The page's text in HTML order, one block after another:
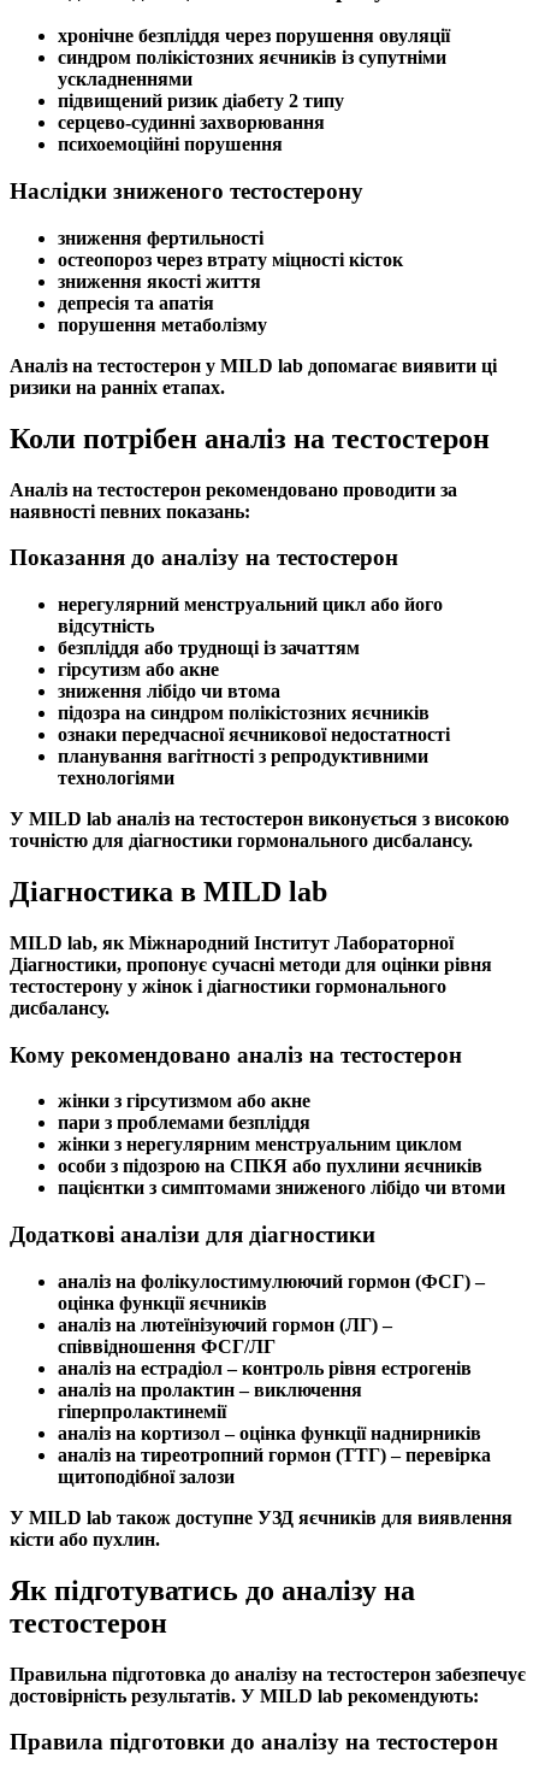
хронічне безпліддя через порушення овуляції
синдром полікістозних яєчників із супутніми
ускладненнями
підвищений ризик діабету 2 типу
серцево-судинні захворювання
психоемоційні порушення
Наслідки зниженого тестостерону
зниження фертильності
остеопороз через втрату міцності кісток
зниження якості життя
депресія та апатія
порушення метаболізму
Аналіз на тестостерон у MILD lab допомагає виявити ці
ризики на ранніх етапах.
Коли потрібен аналіз на тестостерон
Аналіз на тестостерон рекомендовано проводити за
наявності певних показань:
Показання до аналізу на тестостерон
нерегулярний менструальний цикл або його
відсутність
безпліддя або труднощі із зачаттям
гірсутизм або акне
зниження лібідо чи втома
підозра на синдром полікістозних яєчників
ознаки передчасної яєчникової недостатності
планування вагітності з репродуктивними
технологіями
У MILD lab аналіз на тестостерон виконується з високою
точністю для діагностики гормонального дисбалансу.
Діагностика в MILD lab
MILD lab, як Міжнародний Інститут Лабораторної
Діагностики, пропонує сучасні методи для оцінки рівня
тестостерону у жінок і діагностики гормонального
дисбалансу.
Кому рекомендовано аналіз на тестостерон
жінки з гірсутизмом або акне
пари з проблемами безпліддя
жінки з нерегулярним менструальним циклом
особи з підозрою на СПКЯ або пухлини яєчників
пацієнтки з симптомами зниженого лібідо чи втоми
Додаткові аналізи для діагностики
аналіз на фолікулостимулюючий гормон (ФСГ) –
оцінка функціїяєчників
аналіз на лютеїнізуючий гормон (ЛГ) –
співвідношення ФСГ/ЛГ
аналіз на естрадіол– контроль рівня естрогенів
аналіз на пролактин– виключення
гіперпролактинемії
аналіз на кортизол– оцінка функції наднирників
аналіз на тиреотропний гормон (ТТГ) – перевірка
щитоподібної залози
У MILD lab також доступне УЗД яєчників для виявлення
кісти або пухлин.
Як підготуватись до аналізу на
тестостерон
Правильна підготовка до аналізу на тестостерон забезпечує
достовірність результатів. У MILD lab рекомендують:
Правила підготовки до аналізу на тестостерон